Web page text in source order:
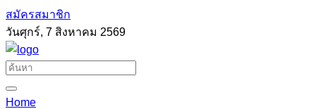
สมัครสมาชิก
วันศุกร์, 7 สิงหาคม 2569
Home